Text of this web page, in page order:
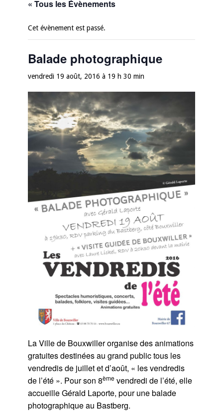
« Tous les Évènements
Cet évènement est passé.
Balade photographique
vendredi 19 août, 2016 à 19 h 30 min
La Ville de Bouxwiller organise des animations
gratuites destinées au grand public tous les
vendredis de juillet et d’août, « les vendredis
de l’été ». Pour son 8èmevendredi de l’été, elle
accueille Gérald Laporte, pour une balade
photographique au Bastberg.